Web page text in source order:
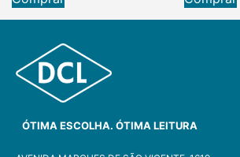
ÓTIMA ESCOLHA. ÓTIMA LEITURA